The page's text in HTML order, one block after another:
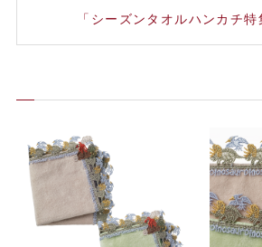
「シーズンタオルハンカチ特